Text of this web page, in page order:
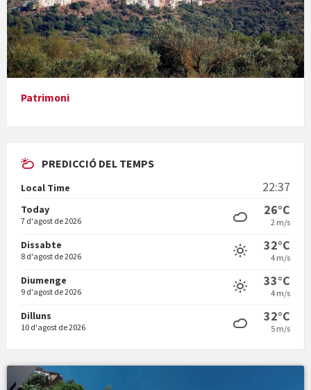
Presentació del llibre &quot;La mare&quot;, d'Emma Zafon
En Bum
Vermuts a la Font. Hit parit
Patrimoni
PREDICCIÓ DEL TEMPS
Local Time 22:37
Today
7 d'agost de 2026
26°C
2 m/s
Dissabte
8 d'agost de 2026
32°C
4 m/s
Diumenge
9 d'agost de 2026
33°C
4 m/s
Dilluns
10 d'agost de 2026
32°C
5 m/s